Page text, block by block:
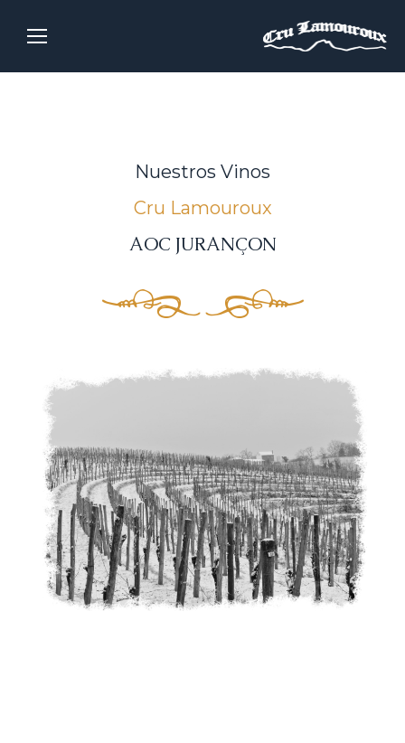
Nuestros Vinos
Cru Lamouroux
AOC JURANÇON